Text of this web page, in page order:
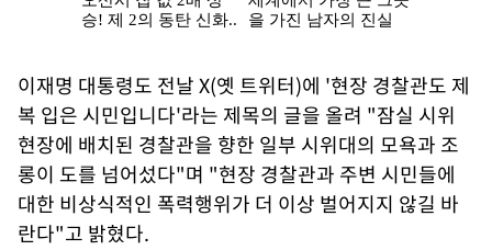
이재명 대통령도 전날 X(옛 트위터)에 '현장 경찰관도 제
복 입은 시민입니다'라는 제목의 글을 올려 "잠실 시위
현장에 배치된 경찰관을 향한 일부 시위대의 모욕과 조
롱이 도를 넘어섰다"며 "현장 경찰관과 주변 시민들에
대한 비상식적인 폭력행위가 더 이상 벌어지지 않길 바
란다"고 밝혔다.